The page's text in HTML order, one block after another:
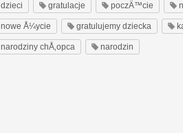
dzieci gratulacje poczÄ™cie
nowe Å¼ycie gratulujemy dziecka
narodziny chÅ‚opca narodzin